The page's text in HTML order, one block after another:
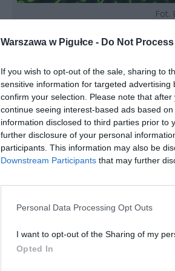
Warszawa w Pigułce - Do Not
If you wish to opt-out of the sale, sharing to
sensitive information for targeted
confirm your selection. Please note that
continue seeing interest-based ads based
information disclosed to third parties prior to
further disclosure of your personal
participants. This information may also be
Downstream Participants that may further
Personal Data Processing Opt Outs
I want to opt-out of the Sharing of my
Opted In
Fot.
Jak działa ten mechanizm oszustwa?
ZOBACZ RÓWNIEŻ:
ZUS zmieni ważny limit od
dostać senior przy emeryturze
7 sierpnia 2026 13:23
Lidl przecenił hit do kuchni.
początek